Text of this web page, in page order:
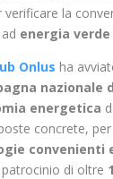
verificare la
energia
Onlus ha
nazionale
energetica
concrete, per
convenienti
di oltre